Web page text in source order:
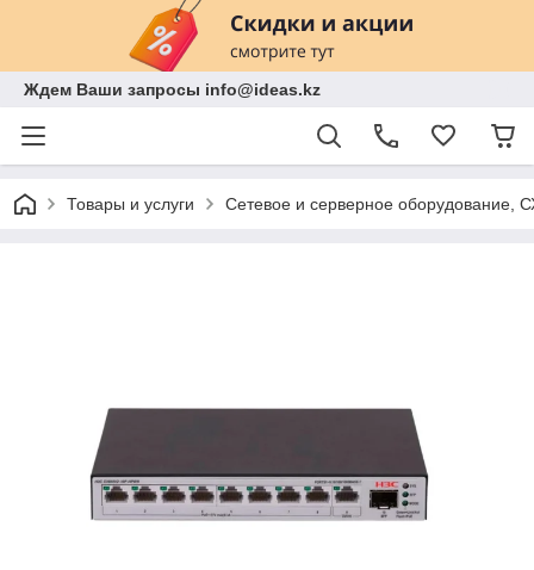
Ждем Ваши запросы info@ideas.kz
Товары и услуги Сетевое и серверное оборудование,